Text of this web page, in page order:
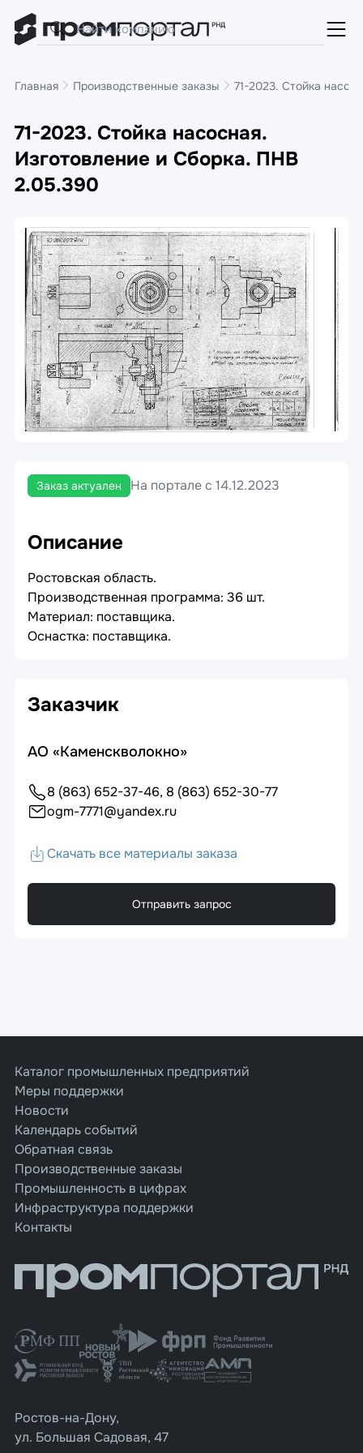
Главная Производственные заказы 71-2023. Стойка
71-2023. Стойка насосная.
Изготовление и Сборка. ПНВ
2.05.390
Заказ актуален На портале с 14.12.2023
Описание
Ростовская область.
Производственная программа: 36 шт.
Материал: поставщика.
Оснастка: поставщика.
Заказчик
АО «Каменскволокно»
8 (863) 652-37-46, 8 (863) 652-30-77
ogm-7771@yandex.ru
Скачать все материалы заказа
Отправить запрос
Каталог промышленных предприятий
Меры поддержки
Новости
Календарь событий
Обратная связь
Производственные заказы
Промышленность в цифрах
Инфраструктура поддержки
Контакты
Ростов-на-Дону,
ул. Большая Садовая, 47